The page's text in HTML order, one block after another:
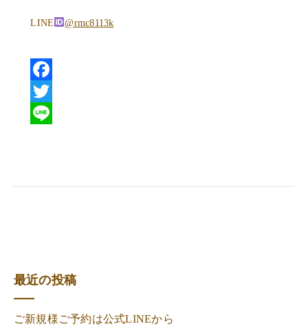
LINE @rmc8113k
Facebook
Twitter
最近の投稿
ご新規様ご予約は公式LINEから